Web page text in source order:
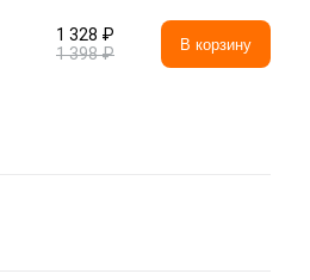
1 328 ₽
1 398 ₽
В корзину